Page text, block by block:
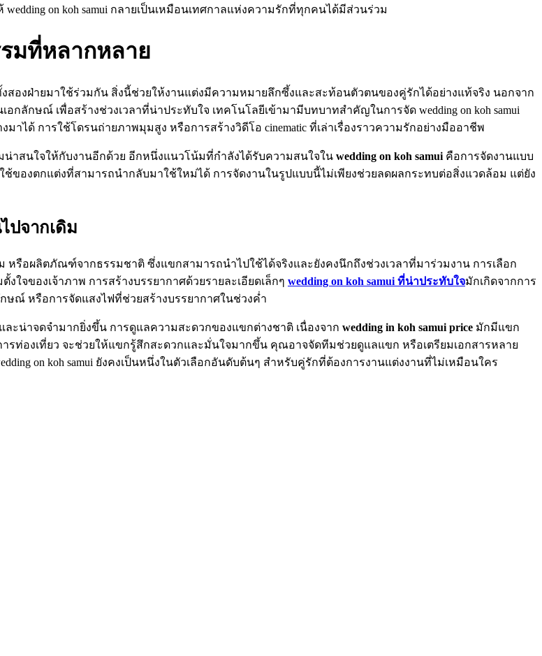
wedding on koh samui กลายเป็นเหมือนเทศกาลแห่งความรักที่ทุกคนได้มีส่วนร่วม
มที่หลากหลาย
องฝ่ายมาใช้ร่วมกัน สิ่งนี้ช่วยให้งานแต่งมีความหมายลึกซึ้งและสะท้อนตัวตนของคู่รักได้อย่างแท้จริง นอกจาก
ลักษณ์ เพื่อสร้างช่วงเวลาที่น่าประทับใจ เทคโนโลยีเข้ามามีบทบาทสำคัญในการจัด wedding on koh samui
าได้ การใช้โดรนถ่ายภาพมุมสูง หรือการสร้างวิดีโอ cinematic ที่เล่าเรื่องราวความรักอย่างมืออาชีพ
าสนใจให้กับงานอีกด้วย อีกหนึ่งแนวโน้มที่กำลังได้รับความสนใจใน wedding on koh samui คือการจัดงานแบบ
ของตกแต่งที่สามารถนำกลับมาใช้ใหม่ได้ การจัดงานในรูปแบบนี้ไม่เพียงช่วยลดผลกระทบต่อสิ่งแวดล้อม แต่ยัง
ปจากเดิม
รือผลิตภัณฑ์จากธรรมชาติ ซึ่งแขกสามารถนำไปใช้ได้จริงและยังคงนึกถึงช่วงเวลาที่มาร่วมงาน การเลือก
จของเจ้าภาพ การสร้างบรรยากาศด้วยรายละเอียดเล็กๆ wedding on koh samui ที่น่าประทับใจมักเกิดจากการ
ษณ์ หรือการจัดแสงไฟที่ช่วยสร้างบรรยากาศในช่วงค่ำ
ะน่าจดจำมากยิ่งขึ้น การดูแลความสะดวกของแขกต่างชาติ เนื่องจาก wedding in koh samui price มักมีแขก
รท่องเที่ยว จะช่วยให้แขกรู้สึกสะดวกและมั่นใจมากขึ้น คุณอาจจัดทีมช่วยดูแลแขก หรือเตรียมเอกสารหลาย
on koh samui ยังคงเป็นหนึ่งในตัวเลือกอันดับต้นๆ สำหรับคู่รักที่ต้องการงานแต่งงานที่ไม่เหมือนใคร